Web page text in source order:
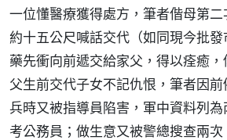
一位懂醫療獲得處方，筆者偕母第
約十五公尺喊話交代（如同現今批
藥先衝向前遞交給家父，得以痊癒
父生前交代子女不記仇恨，筆者因
兵時又被指導員陷害，軍中資料列
考公務員；做生意又被警總搜查兩